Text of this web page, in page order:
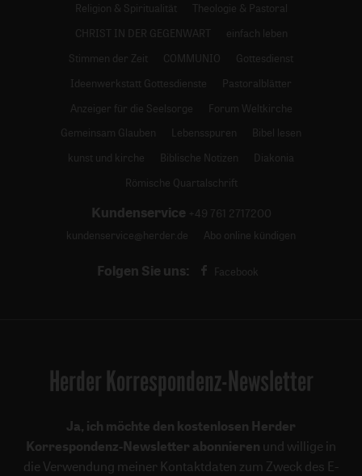
Religion & Spiritualität
Theologie & Pastoral
CHRIST IN DER GEGENWART
einfach leben
Stimmen der Zeit
COMMUNIO
Gottesdienst
Ideenwerkstatt Gottesdienste
Pastoralblätter
Anzeiger für die Seelsorge
Forum Weltkirche
Gemeinsam Glauben
Lebensspuren
Bibel lesen
kunst und kirche
Biblische Notizen
Diakonia
Römische Quartalschrift
Kundenservice +49 761 2717200
kundenservice@herder.de
Abo online kündigen
Folgen Sie uns: Facebook
Herder Korrespondenz-Newsletter
Ja, ich möchte den kostenlosen Herder
Korrespondenz-Newsletter abonnieren und willige in
die Verwendung meiner Kontaktdaten zum Zweck des E-